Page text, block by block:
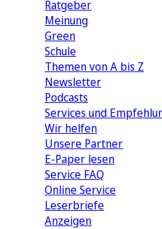
Ratgeber
Meinung
Green
Schule
Themen von A bis Z
Newsletter
Podcasts
Services und
Wir helfen
Unsere Partner
E-Paper lesen
Service FAQ
Online Service
Leserbriefe
Anzeigen